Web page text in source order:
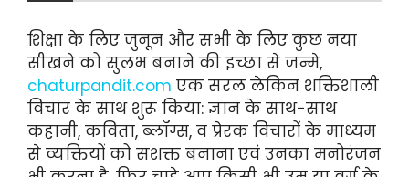
शिक्षा के लिए जुनून और सभी के लिए कुछ नया
सीखने को सुलभ बनाने की इच्छा से जन्मे,
chaturpandit.com एक सरल लेकिन शक्तिशाली
विचार के साथ शुरू किया: ज्ञान के साथ-साथ
कहानी, कविता, ब्लॉग्स, व प्रेरक विचारों के माध्यम
से व्यक्तियों को सशक्त बनाना एवं उनका मनोरंजन